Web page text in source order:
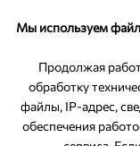
Мы используем
Продолжая
обработку
файлы, IP-адрес,
обеспечения